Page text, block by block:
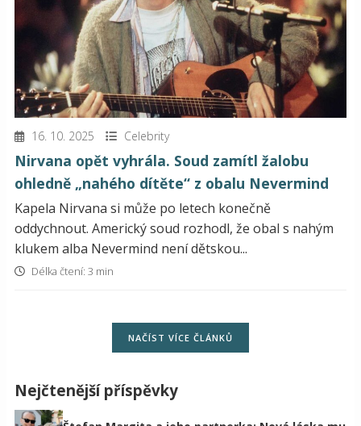
16. 10. 2025 Celebrity
Nirvana opět vyhrála. Soud zamítl žalobu
ohledně „nahého dítěte“ z obalu Nevermind
Kapela Nirvana si může po letech konečně
oddychnout. Americký soud rozhodl, že obal s nahým
klukem alba Nevermind není dětskou...
Délka čtení: 3 min
NAČÍST VÍCE ČLÁNKŮ
Nejčtenější příspěvky